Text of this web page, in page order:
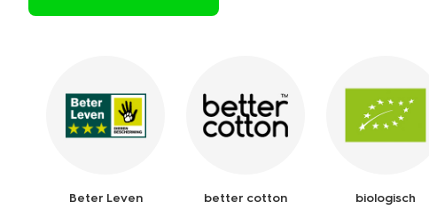
Beter Leven better cotton biologisch